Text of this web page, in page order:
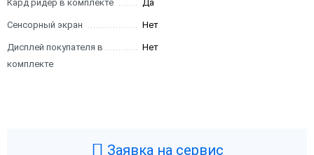
Кард ридер в комплекте Да
Сенсорный экран Нет
Дисплей покупателя в
комплекте
Нет
Заявка на сервис